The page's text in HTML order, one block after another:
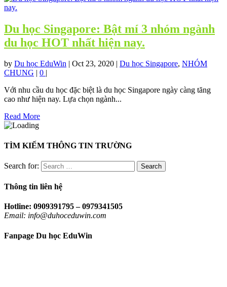
Du học Singapore: Bật mí 3 nhóm ngành
du học HOT nhất hiện nay.
by Du học EduWin | Oct 23, 2020 | Du học Singapore, NHÓM
CHUNG | 0 |
Với nhu cầu du học đặc biệt là du học Singapore ngày càng tăng
cao như hiện nay. Lựa chọn ngành...
Read More
TÌM KIẾM THÔNG TIN TRƯỜNG
Search for:
Thông tin liên hệ
Hotline: 0909391795 – 0979341505
Email: info@duhoceduwin.com
Fanpage Du học EduWin